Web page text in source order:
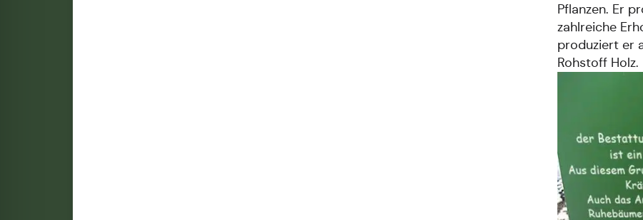
Pflanzen. Er
zahlreiche
produziert er
Rohstoff Holz.